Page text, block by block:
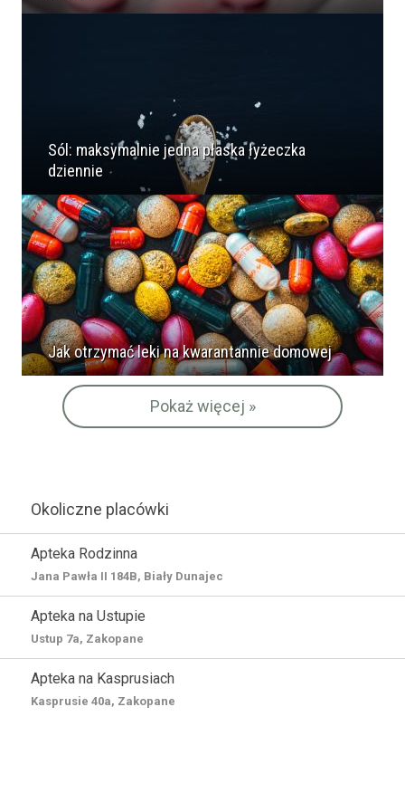
Sól: maksymalnie jedna płaska łyżeczka
dziennie
Jak otrzymać leki na kwarantannie domowej
Pokaż więcej »
Okoliczne placówki
Apteka Rodzinna
Jana Pawła II 184B, Biały Dunajec
Apteka na Ustupie
Ustup 7a, Zakopane
Apteka na Kasprusiach
Kasprusie 40a, Zakopane